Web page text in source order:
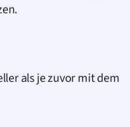
als je zuvor mit dem